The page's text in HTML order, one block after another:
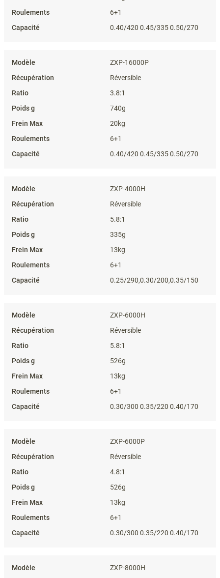
6+1
0.40/420 0.45/335 0.50/270
ZXP-16000P
Réversible
3.8:1
740g
20kg
6+1
0.40/420 0.45/335 0.50/270
ZXP-4000H
Réversible
5.8:1
335g
13kg
6+1
0.25/290,0.30/200,0.35/150
ZXP-6000H
Réversible
5.8:1
526g
13kg
6+1
0.30/300 0.35/220 0.40/170
ZXP-6000P
Réversible
4.8:1
526g
13kg
6+1
0.30/300 0.35/220 0.40/170
ZXP-8000H